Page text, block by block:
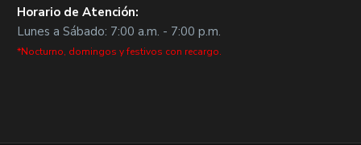
Horario de Atención:
Lunes a Sábado: 7:00 a.m. - 7:00 p.m.
*Nocturno, domingos y festivos con recargo.